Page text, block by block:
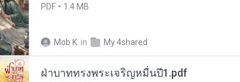
PDF
1.4 MB
Mob K. in My 4shared
ฝ่าบาททรงพระเจริญหมื่นปี1.pdf